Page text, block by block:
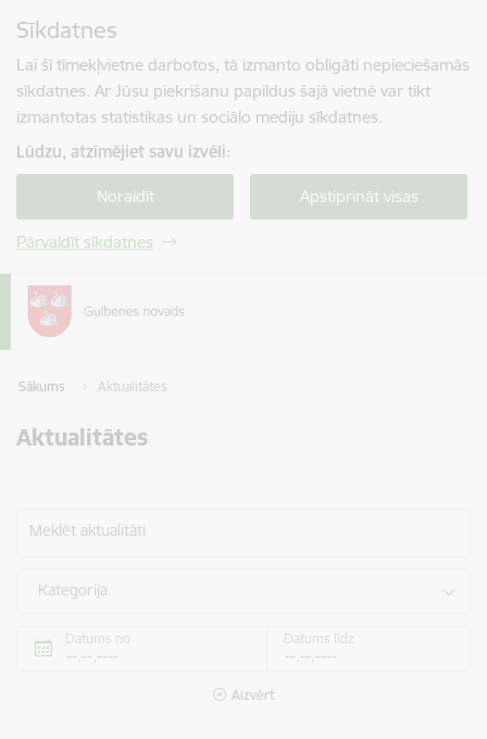
Sīkdatnes
Lai šī tīmekļvietne darbotos, tā izmanto obligāti nepieciešamās
sīkdatnes. Ar Jūsu piekrišanu papildus šajā vietnē var tikt
izmantotas statistikas un sociālo mediju sīkdatnes.
Lūdzu, atzīmējiet savu izvēli:
Noraidīt Apstiprināt visas
Pārvaldīt sīkdatnes
Sākums Aktualitātes
Aktualitātes
Meklēt aktualitāti
Kategorija
Datums no Datums līdz
Aizvērt